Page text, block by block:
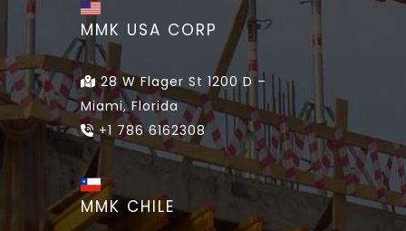
MMK USA CORP
28 W Flager St 1200 D –
Miami, Florida
+1 786 6162308
MMK CHILE